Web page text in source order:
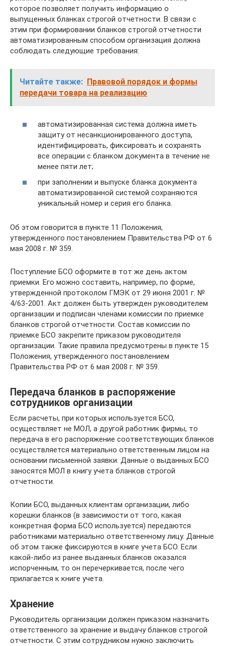
которое позволяет получить информацию о
выпущенных бланках строгой отчетности. В связи с
этим при формировании бланков строгой отчетности
автоматизированным способом организация должна
соблюдать следующие требования:
Читайте также: Правовой порядок и формы
передачи товара на реализацию
автоматизированная система должна иметь
защиту от несанкционированного доступа,
идентифицировать, фиксировать и сохранять
все операции с бланком документа в течение не
менее пяти лет;
при заполнении и выпуске бланка документа
автоматизированной системой сохраняются
уникальный номер и серия его бланка.
Об этом говорится в пункте 11 Положения,
утвержденного постановлением Правительства РФ от 6
мая 2008 г. № 359.
Поступление БСО оформите в тот же день актом
приемки. Его можно составить, например, по форме,
утвержденной протоколом ГМЭК от 29 июня 2001 г. №
4/63-2001. Акт должен быть утвержден руководителем
организации и подписан членами комиссии по приемке
бланков строгой отчетности. Состав комиссии по
приемке БСО закрепите приказом руководителя
организации. Такие правила предусмотрены в пункте 15
Положения, утвержденного постановлением
Правительства РФ от 6 мая 2008 г. № 359.
Передача бланков в распоряжение
сотрудников организации
Если расчеты, при которых используется БСО,
осуществляет не МОЛ, а другой работник фирмы, то
передача в его распоряжение соответствующих бланков
осуществляется материально ответственным лицом на
основании письменной заявки. Данные о выданных БСО
заносятся МОЛ в книгу учета бланков строгой
отчетности.
Копии БСО, выданных клиентам организации, либо
корешки бланков (в зависимости от того, какая
конкретная форма БСО используется) передаются
работниками материально ответственному лицу. Данные
об этом также фиксируются в книге учета БСО. Если
какой-либо из ранее выданных бланков оказался
испорченным, то он перечеркивается, после чего
прилагается к книге учета.
Хранение
Руководитель организации должен приказом назначить
ответственного за хранение и выдачу бланков строгой
отчетности. C этим сотрудником нужно заключить